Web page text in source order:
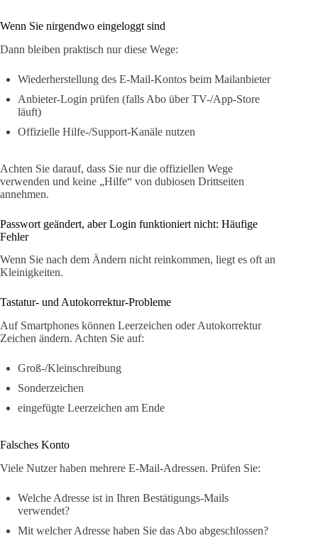
Wenn Sie nirgendwo eingeloggt sind
Dann bleiben praktisch nur diese Wege:
Wiederherstellung des E-Mail-Kontos beim Mailanbieter
Anbieter-Login prüfen (falls Abo über TV-/App-Store
läuft)
Offizielle Hilfe-/Support-Kanäle nutzen
Achten Sie darauf, dass Sie nur die offiziellen Wege
verwenden und keine „Hilfe“ von dubiosen Drittseiten
annehmen.
Passwort geändert, aber Login funktioniert nicht: Häufige
Fehler
Wenn Sie nach dem Ändern nicht reinkommen, liegt es oft an
Kleinigkeiten.
Tastatur- und Autokorrektur-Probleme
Auf Smartphones können Leerzeichen oder Autokorrektur
Zeichen ändern. Achten Sie auf:
Groß-/Kleinschreibung
Sonderzeichen
eingefügte Leerzeichen am Ende
Falsches Konto
Viele Nutzer haben mehrere E-Mail-Adressen. Prüfen Sie:
Welche Adresse ist in Ihren Bestätigungs-Mails
verwendet?
Mit welcher Adresse haben Sie das Abo abgeschlossen?